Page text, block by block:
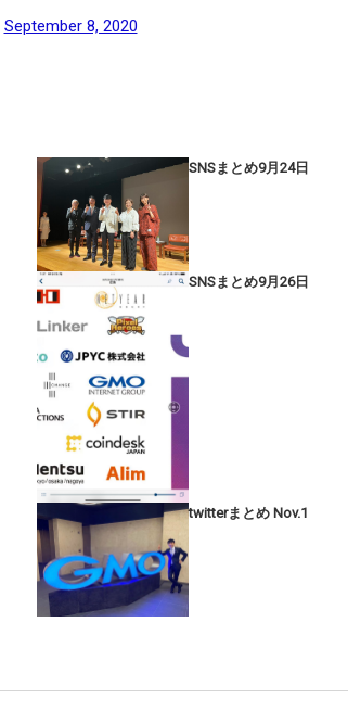
September 8, 2020
SNSまとめ9月24日
SNSまとめ9月26日
twitterまとめ Nov.1